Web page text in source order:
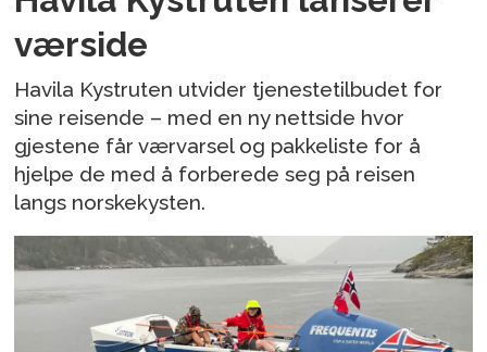
værside
Havila Kystruten utvider tjenestetilbudet for
sine reisende – med en ny nettside hvor
gjestene får værvarsel og pakkeliste for å
hjelpe de med å forberede seg på reisen
langs norskekysten.